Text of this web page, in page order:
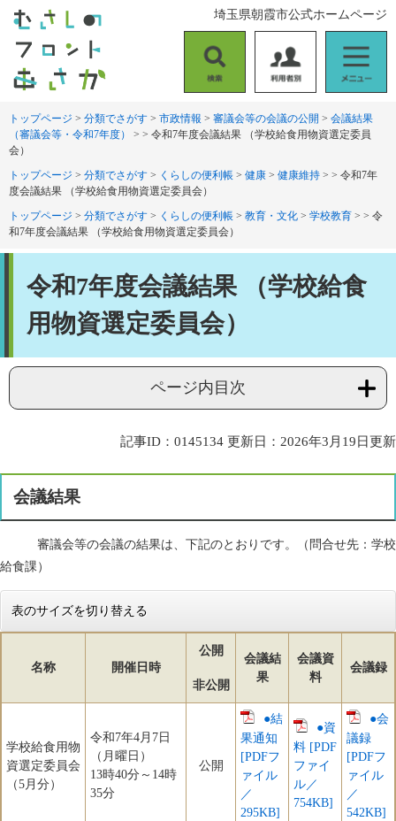
。
て
文
索
用
者
別
ニ
ュ
ー
埼玉県朝霞市公式ホームページ
トップページ > 分類でさがす > 市政情報 > 審議会等の会議の公開 > 会議結果
（審議会等・令和7年度）
> > 令和7年度会議結果 （学校給食用物資選定委員
会）
トップページ > 分類でさがす > くらしの便利帳 > 健康 > 健康維持 > > 令和7年
度会議結果 （学校給食用物資選定委員会）
トップページ > 分類でさがす > くらしの便利帳 > 教育・文化 > 学校教育 > > 令
和7年度会議結果 （学校給食用物資選定委員会）
令和7年度会議結果 （学校給食
用物資選定委員会）
ページ内目次
記事ID：0145134 更新日：2026年3月19日更新
会議結果
審議会等の会議の結果は、下記のとおりです。（問合せ先：学校
給食課）
表のサイズを切り替える
名称 開催日時
公開
非公開
会議結
果
会議資
料
会議録
学校給食用物
資選定委員会
（5月分）
令和7年4月7日
（月曜日）
13時40分～14時
35分
公開
●結
果通知
[PDFフ
ァイル
／
295KB]
●資
料 [PDF
ファイ
ル／
754KB]
●会
議録
[PDFフ
ァイル
／
542KB]